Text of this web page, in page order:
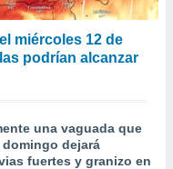
miércoles 12 de
podrían alcanzar
una vaguada que
dejará
fuertes y granizo en